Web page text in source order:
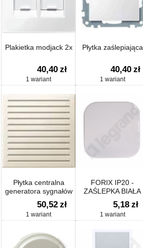
Plakietka modjack 2x
40,40 zł
1 wariant
Płytka zaślepiająca
40,40 zł
1 wariant
Płytka centralna
generatora sygnałów
akustycznych
50,52 zł
1 wariant
FORIX IP20 -
ZAŚLEPKA BIAŁA
5,18 zł
1 wariant